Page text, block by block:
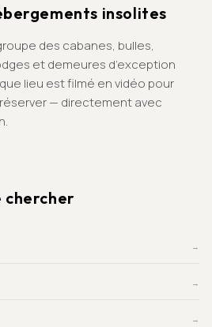
insolites
des cabanes, bulles,
et demeures d’exception
lieu est filmé en vidéo pour
— directement avec
chercher
→
→
→